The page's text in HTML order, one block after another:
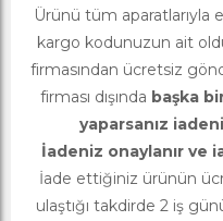
Ürünü tüm aparatlarıyla
kargo kodunuzun ait
firmasından ücretsiz
firması dışında başka
yaparsanız
İadeniz onaylanır ve
İade ettiğiniz ürünün
ulaştığı takdirde 2 iş